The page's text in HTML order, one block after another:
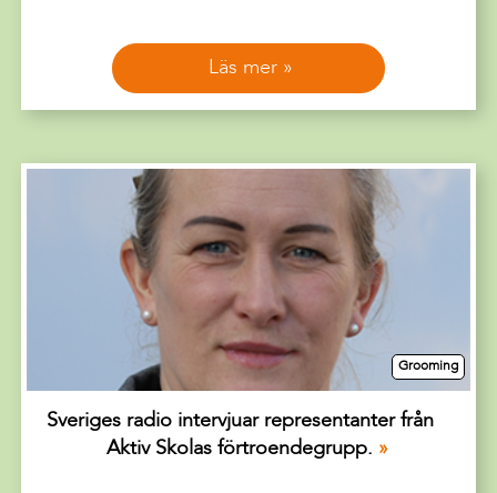
Läs mer
Grooming
Sveriges radio intervjuar representanter från
Aktiv Skolas förtroendegrupp.